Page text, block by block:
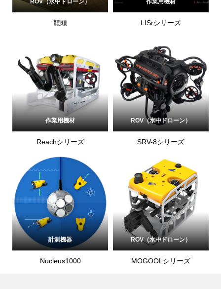
ROV（水中ドローン）
龍頭
作業用機材
LISrシリーズ
作業用機材
Reachシリーズ
ROV（水中ドローン）
SRV-8シリーズ
計測機器
Nucleus1000
ROV（水中ドローン）
MOGOOLシリーズ